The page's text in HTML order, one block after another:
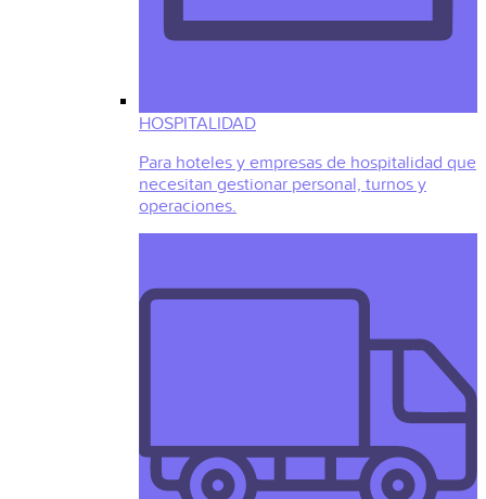
HOSPITALIDAD
Para hoteles y empresas de hospitalidad que
necesitan gestionar personal, turnos y
operaciones.